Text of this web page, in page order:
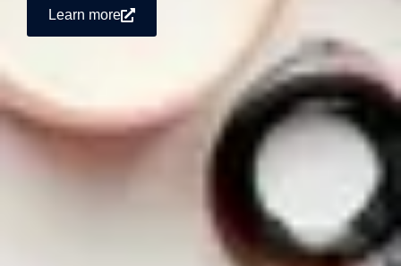
Learn more